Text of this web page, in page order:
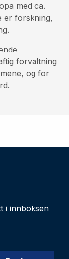
med ca.
er forskning,
forvaltning
og for
i innboksen